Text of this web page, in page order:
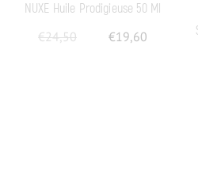
NUXE Huile Prodigieuse 50 Ml
€24,50 €19,60